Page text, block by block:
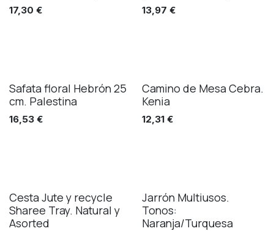
17,30 € 13,97 €
Safata floral Hebrón 25
cm. Palestina
16,53 €
Camino de Mesa Cebra.
Kenia
12,31€
Cesta Jute y recycle
Sharee Tray. Natural y
Asorted
Jarrón Multiusos.
Tonos:
Naranja/Turquesa